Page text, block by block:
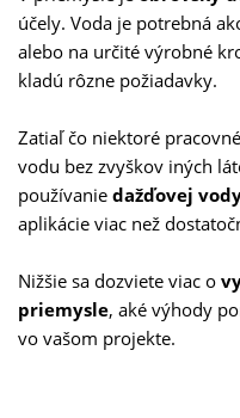
účely. Voda je potrebná
alebo na určité výrobné
kladú rôzne požiadavky.
Zatiaľ čo niektoré
vodu bez zvyškov iných
používanie dažďovej
aplikácie viac než
Nižšie sa dozviete viac o
priemysle, aké výhody
vo vašom projekte.